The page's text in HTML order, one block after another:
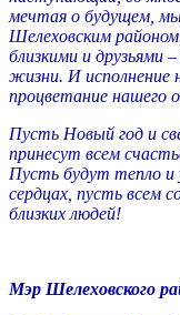
мечтая о будущем, мы
Шелеховским
близкими и друзьями
жизни. И исполнение
процветание нашего
Пусть Новый год и
принесут всем
Пусть будут тепло и
сердцах, пусть всем
близких людей!
Мэр Шелеховского